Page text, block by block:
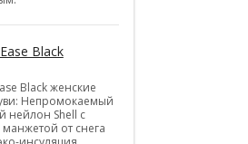
Black
Black женские
Непромокаемый
Shell c
от снега